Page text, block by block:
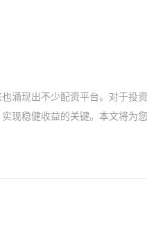
涌现出不少配资平台。对于投
现稳健收益的关键。本文将为